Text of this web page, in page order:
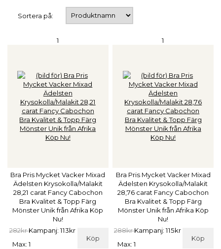
Sortera på:
1
Bra Pris Mycket Vacker Mixad
Ädelsten Krysokolla/Malakit
28,21 carat Fancy Cabochon
Bra Kvalitet & Topp Färg
Mönster Unik från Afrika Köp
Nu!
282krKampanj: 113kr
Köp
Max: 1
1
Bra Pris Mycket Vacker Mixad
Ädelsten Krysokolla/Malakit
28,76 carat Fancy Cabochon
Bra Kvalitet & Topp Färg
Mönster Unik från Afrika Köp
Nu!
288krKampanj: 115kr
Köp
Max: 1